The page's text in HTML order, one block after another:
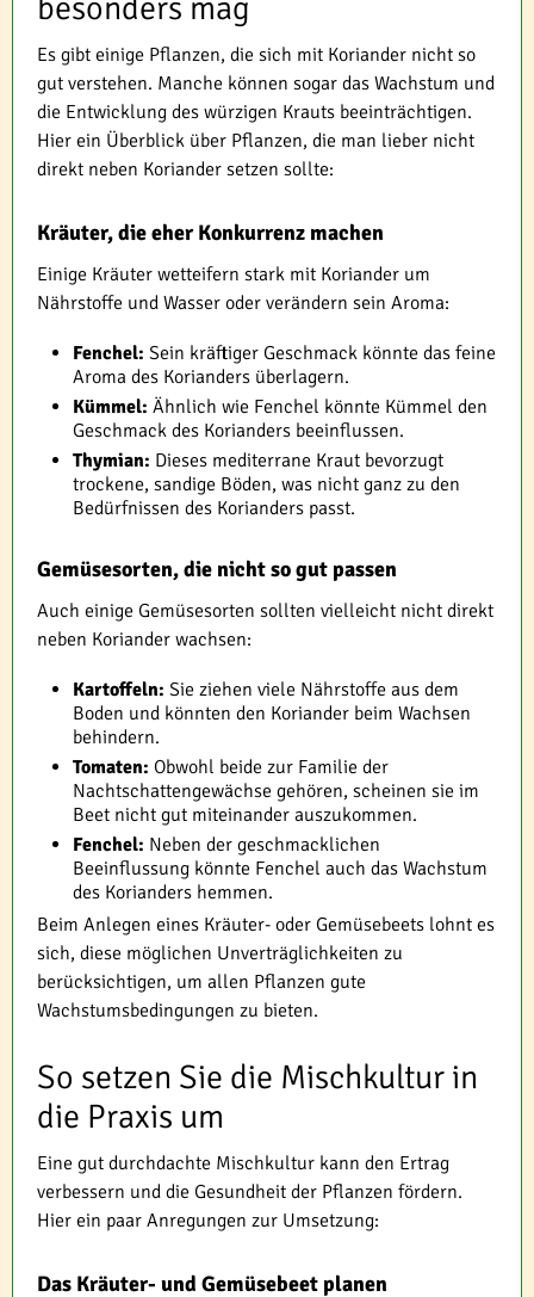
Es gibt einige Pflanzen, die sich mit Koriander nicht so
gut verstehen. Manche können sogar das Wachstum und
die Entwicklung des würzigen Krauts beeinträchtigen.
Hier ein Überblick über Pflanzen, die man lieber nicht
direkt neben Koriander setzen sollte:
Kräuter, die eher Konkurrenz machen
Einige Kräuter wetteifern stark mit Koriander um
Nährstoffe und Wasser oder verändern sein Aroma:
Fenchel: Sein kräftiger Geschmack könnte das feine
Aroma des Korianders überlagern.
Kümmel: Ähnlich wie Fenchel könnte Kümmel den
Geschmack des Korianders beeinflussen.
Thymian: Dieses mediterrane Kraut bevorzugt
trockene, sandige Böden, was nicht ganz zu den
Bedürfnissen des Korianders passt.
Gemüsesorten, die nicht so gut passen
Auch einige Gemüsesorten sollten vielleicht nicht direkt
neben Koriander wachsen:
Kartoffeln: Sie ziehen viele Nährstoffe aus dem
Boden und könnten den Koriander beim Wachsen
behindern.
Tomaten: Obwohl beide zur Familie der
Nachtschattengewächse gehören, scheinen sie im
Beet nicht gut miteinander auszukommen.
Fenchel: Neben der geschmacklichen
Beeinflussung könnte Fenchel auch das Wachstum
des Korianders hemmen.
Beim Anlegen eines Kräuter- oder Gemüsebeets lohnt es
sich, diese möglichen Unverträglichkeiten zu
berücksichtigen, um allen Pflanzen gute
Wachstumsbedingungen zu bieten.
So setzen Sie die Mischkultur in
die Praxis um
Eine gut durchdachte Mischkultur kann den Ertrag
verbessern und die Gesundheit der Pflanzen fördern.
Hier ein paar Anregungen zur Umsetzung:
Das Kräuter- und Gemüsebeet planen